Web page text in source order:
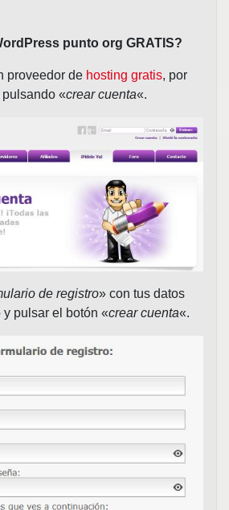
punto org GRATIS?
proveedor de hosting gratis, por
pulsando «crear cuenta«.
de registro» con tus datos
pulsar el botón «crear cuenta«.